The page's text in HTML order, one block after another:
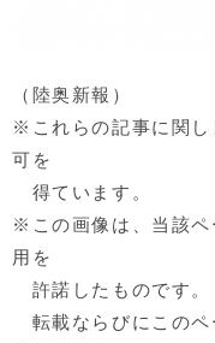
（陸奥新報）
※これらの記事に関し
可を
得ています。
※この画像は、当該ペ
用を
許諾したものです。
転載ならびにこのペ